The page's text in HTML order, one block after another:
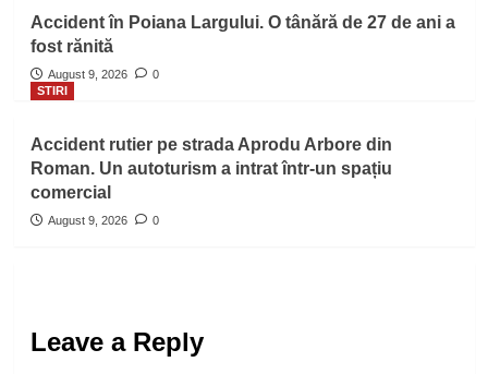
Accident în Poiana Largului. O tânără de 27 de ani a
fost rănită
August 9, 2026
0
STIRI
Accident rutier pe strada Aprodu Arbore din
Roman. Un autoturism a intrat într-un spațiu
comercial
August 9, 2026 0
Leave a Reply